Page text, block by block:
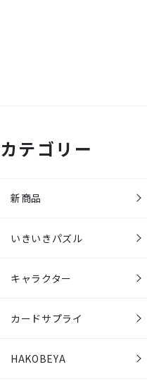
カテゴリー
新商品
いきいきパズル
キャラクター
カードサプライ
HAKOBEYA